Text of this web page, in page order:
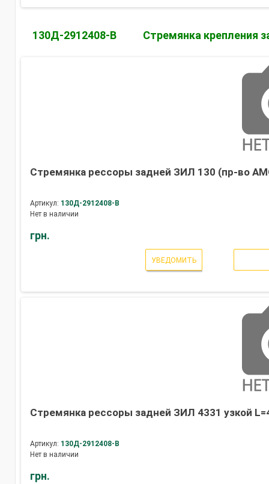
130Д-2912408-В Стремянка крепления
Стремянка рессоры задней ЗИЛ 130 (пр-во
Артикул: 130Д-2912408-В
Нет в наличии
грн.
УВЕДОМИТЬ
Стремянка рессоры задней ЗИЛ 4331 узкой
Артикул: 130Д-2912408-В
Нет в наличии
грн.